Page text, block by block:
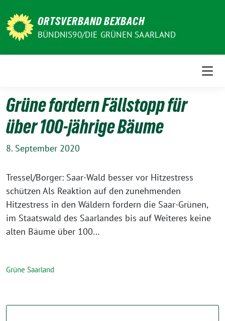
zum
Inhalt
ORTSVERBAND BEXBACH
BÜNDNIS90/DIE GRÜNEN SAARLAND
Grüne fordern Fällstopp für
über 100-jährige Bäume
8. September 2020
Tressel/Borger: Saar-Wald besser vor Hitzestress
schützen Als Reaktion auf den zunehmenden
Hitzestress in den Wäldern fordern die Saar-Grünen,
im Staatswald des Saarlandes bis auf Weiteres keine
alten Bäume über 100…
Grüne Saarland